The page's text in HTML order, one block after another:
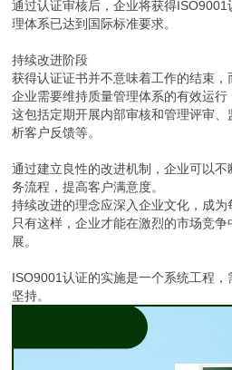
通过认证审核后，企业将获得
理体系已达到国际标准要求。
持续改进阶段
获得认证证书并不意味着工作的结束，
企业需要维持质量管理体系的有效运行
这包括定期开展内部审核和管理评审
析客户反馈等。
通过建立良性的改进机制，企业可以
务流程，提高客户满意度。
持续改进的理念应深入企业文化，成为
只有这样，企业才能在激烈的市场竞
展。
ISO9001认证的实施是一个系统工程
坚持。